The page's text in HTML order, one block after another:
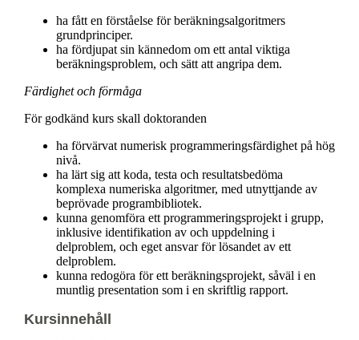
ha fått en förståelse för beräkningsalgoritmers
grundprinciper.
ha fördjupat sin kännedom om ett antal viktiga
beräkningsproblem, och sätt att angripa dem.
Färdighet och förmåga
För godkänd kurs skall doktoranden
ha förvärvat numerisk programmeringsfärdighet på hög
nivå.
ha lärt sig att koda, testa och resultatsbedöma
komplexa numeriska algoritmer, med utnyttjande av
beprövade programbibliotek.
kunna genomföra ett programmeringsprojekt i grupp,
inklusive identifikation av och uppdelning i
delproblem, och eget ansvar för lösandet av ett
delproblem.
kunna redogöra för ett beräkningsprojekt, såväl i en
muntlig presentation som i en skriftlig rapport.
Kursinnehåll